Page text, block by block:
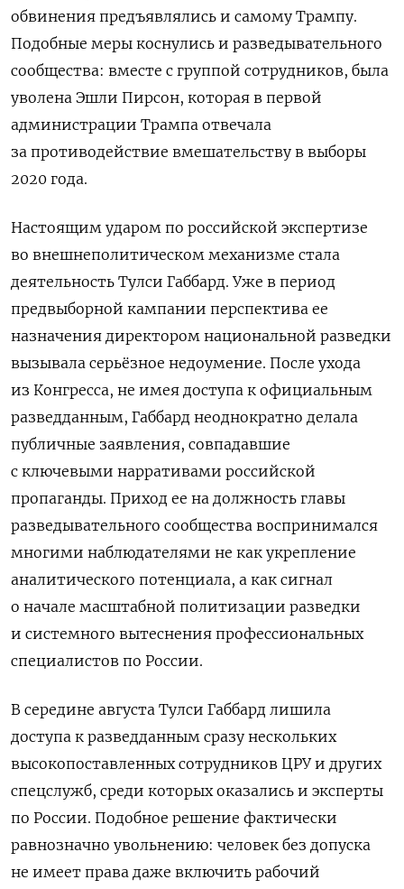
обвинения предъявлялись и самому Трампу.
Подобные меры коснулись и разведывательного
сообщества: вместе с группой сотрудников, была
уволена Эшли Пирсон, которая в первой
администрации Трампа отвечала
за противодействие вмешательству в выборы
2020 года.
Настоящим ударом по российской экспертизе
во внешнеполитическом механизме стала
деятельность Тулси Габбард. Уже в период
предвыборной кампании перспектива ее
назначения директором национальной разведки
вызывала серьёзное недоумение. После ухода
из Конгресса, не имея доступа к официальным
разведданным, Габбард неоднократно делала
публичные заявления, совпадавшие
с ключевыми нарративами российской
пропаганды. Приход ее на должность главы
разведывательного сообщества воспринимался
многими наблюдателями не как укрепление
аналитического потенциала, а как сигнал
о начале масштабной политизации разведки
и системного вытеснения профессиональных
специалистов по России.
В середине августа Тулси Габбард лишила
доступа к разведданным сразу нескольких
высокопоставленных сотрудников ЦРУ и других
спецслужб, среди которых оказались и эксперты
по России. Подобное решение фактически
равнозначно увольнению: человек без допуска
не имеет права даже включить рабочий